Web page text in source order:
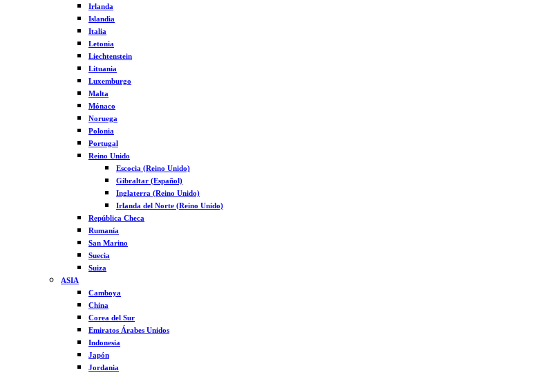
Irlanda
Islandia
Italia
Letonia
Liechtenstein
Lituania
Luxemburgo
Malta
Mónaco
Noruega
Polonia
Portugal
Reino Unido
Escocia (Reino Unido)
Gibraltar (Español)
Inglaterra (Reino Unido)
Irlanda del Norte (Reino Unido)
República Checa
Rumanía
San Marino
Suecia
Suiza
ASIA
Camboya
China
Corea del Sur
Emiratos Árabes Unidos
Indonesia
Japón
Jordania